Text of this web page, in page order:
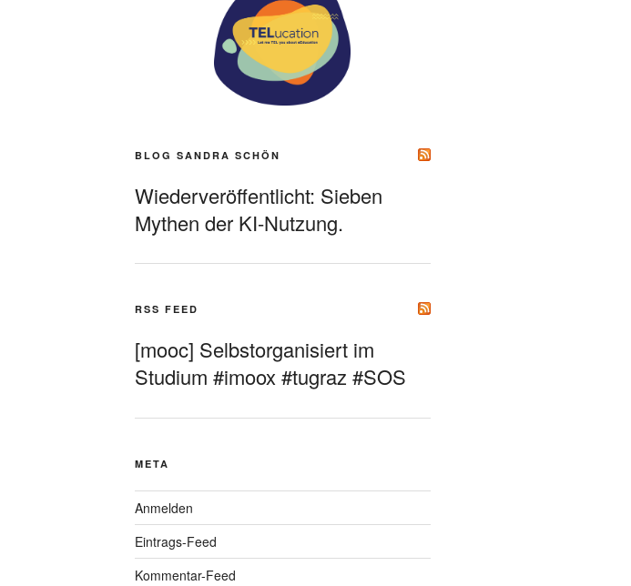
BLOG SANDRA SCHÖN
Wiederveröffentlicht: Sieben
Mythen der KI-Nutzung.
RSS FEED
[mooc] Selbstorganisiert im
Studium #imoox #tugraz #SOS
META
Anmelden
Eintrags-Feed
Kommentar-Feed